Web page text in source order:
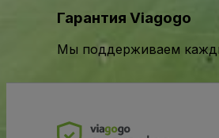
Гарантия Viagogo
Мы поддерживаем